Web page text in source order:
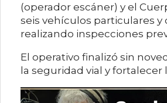
(operador escáner) y el
seis vehículos particulares
realizando inspecciones
El operativo finalizó sin
la seguridad vial y